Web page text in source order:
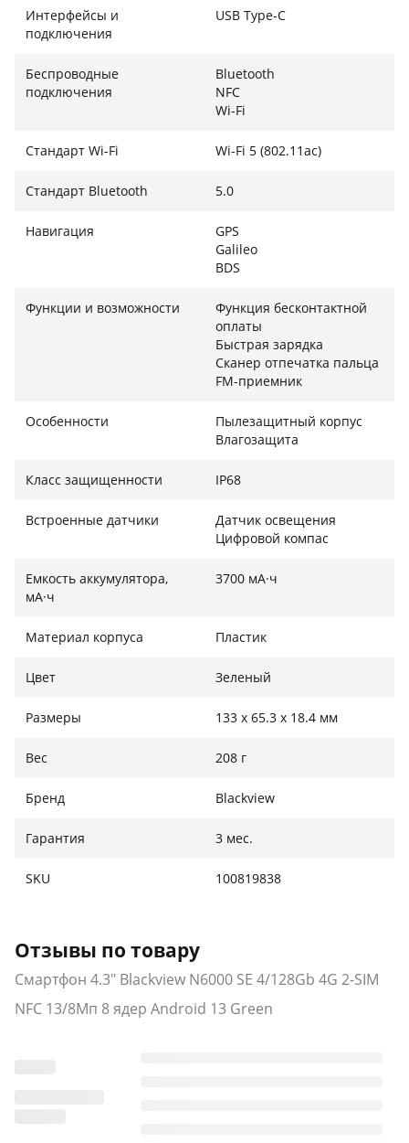
Интерфейсы и
подключения
USB Type-C
Беспроводные
подключения
Bluetooth
NFC
Wi-Fi
Стандарт Wi-Fi Wi-Fi 5 (802.11ac)
Стандарт Bluetooth 5.0
Навигация
GPS
Galileo
BDS
Функции и возможности
Функция бесконтактной
оплаты
Быстрая зарядка
Сканер отпечатка пальца
FM-приемник
Особенности
Пылезащитный корпус
Влагозащита
Класс защищенности IP68
Встроенные датчики
Датчик освещения
Цифровой компас
Емкость аккумулятора,
мА·ч
3700 мА·ч
Материал корпуса Пластик
Цвет Зеленый
Размеры 133 x 65.3 x 18.4 мм
Вес 208 г
Бренд Blackview
Гарантия 3 мес.
SKU 100819838
Отзывы по товару
Смартфон 4.3" Blackview N6000 SE 4/128Gb 4G 2-SIM
NFC 13/8Мп 8 ядер Android 13 Green